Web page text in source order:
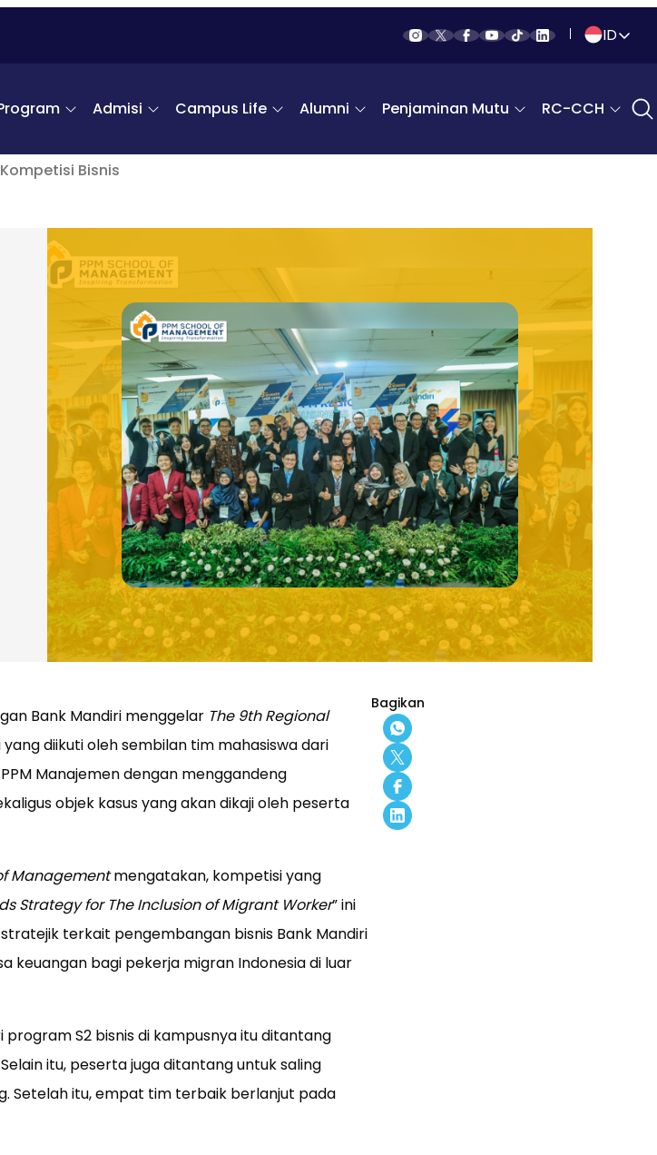
ID
Admisi Campus Life Alumni Penjaminan Mutu RC-CCH
Bisnis
Bank Mandiri menggelar The 9th Regional
diikuti oleh sembilan tim mahasiswa dari
Manajemen dengan menggandeng
objek kasus yang akan dikaji oleh peserta
Managementmengatakan, kompetisi yang
Strategy for The Inclusion of Migrant Worker” ini
terkait pengembangan bisnis Bank Mandiri
bagi pekerja migran Indonesia di luar
S2 bisnis di kampusnya itu ditantang
itu, peserta juga ditantang untuk saling
Setelah itu, empat tim terbaik berlanjut pada
Bagikan